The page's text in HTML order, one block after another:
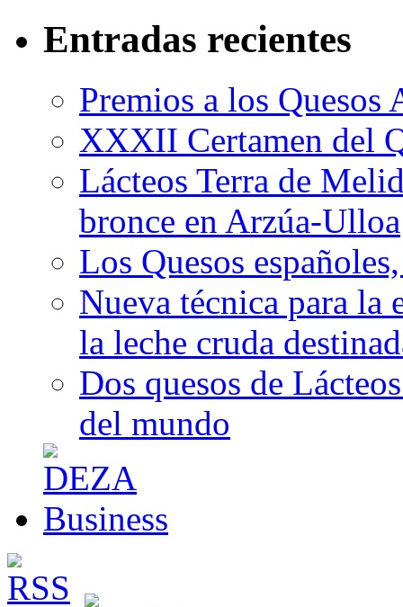
Entradas recientes
Premios a los Quesos
XXXII Certamen del
Lácteos Terra de
bronce en Arzúa-Ulloa
Los Quesos
Nueva técnica para la
la leche cruda
Dos quesos de
del mundo